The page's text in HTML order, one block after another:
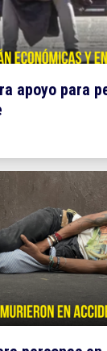
apoyo para